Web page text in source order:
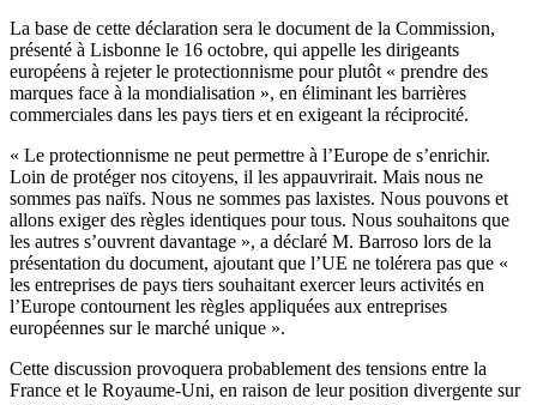
La base de cette déclaration sera le document de la Commission,
présenté à Lisbonne le 16 octobre, qui appelle les dirigeants
européens à rejeter le protectionnisme pour plutôt « prendre des
marques face à la mondialisation », en éliminant les barrières
commerciales dans les pays tiers et en exigeant la réciprocité.
« Le protectionnisme ne peut permettre à l’Europe de s’enrichir.
Loin de protéger nos citoyens, il les appauvrirait. Mais nous ne
sommes pas naïfs. Nous ne sommes pas laxistes. Nous pouvons et
allons exiger des règles identiques pour tous. Nous souhaitons que
les autres s’ouvrent davantage », a déclaré M. Barroso lors de la
présentation du document, ajoutant que l’UE ne tolérera pas que «
les entreprises de pays tiers souhaitant exercer leurs activités en
l’Europe contournent les règles appliquées aux entreprises
européennes sur le marché unique ».
Cette discussion provoquera probablement des tensions entre la
France et le Royaume-Uni, en raison de leur position divergente sur